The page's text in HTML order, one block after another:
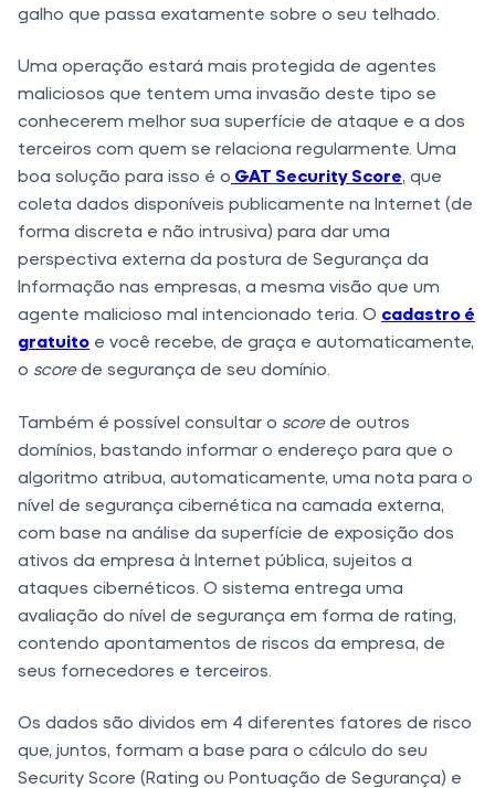
galho que passa exatamente sobre o seu telhado.
Uma operação estará mais protegida de agentes
maliciosos que tentem uma invasão deste tipo se
conhecerem melhor sua superfície de ataque e a dos
terceiros com quem se relaciona regularmente. Uma
boa solução para isso é o GAT Security Score, que
coleta dados disponíveis publicamente na Internet (de
forma discreta e não intrusiva) para dar uma
perspectiva externa da postura de Segurança da
Informação nas empresas, a mesma visão que um
agente malicioso mal intencionado teria. O cadastro é
gratuito e você recebe, de graça e automaticamente,
o scorede segurança de seu domínio.
Também é possível consultar o scorede outros
domínios, bastando informar o endereço para que o
algoritmo atribua, automaticamente, uma nota para o
nível de segurança cibernética na camada externa,
com base na análise da superfície de exposição dos
ativos da empresa à Internet pública, sujeitos a
ataques cibernéticos. O sistema entrega uma
avaliação do nível de segurança em forma de rating,
contendo apontamentos de riscos da empresa, de
seus fornecedores e terceiros.
Os dados são dividos em 4 diferentes fatores de risco
que, juntos, formam a base para o cálculo do seu
Security Score (Rating ou Pontuação de Segurança) e